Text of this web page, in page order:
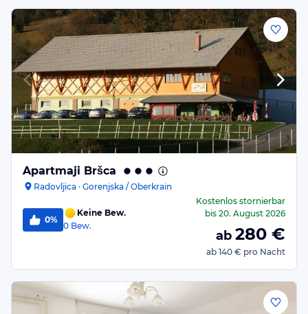
Apartmaji Bršca
Radovljica · Gorenjska / Oberkrain
0%
Keine Bew.
0 Bew.
Kostenlos stornierbar
bis 20. August 2026
ab 280 €
ab 140 € pro Nacht